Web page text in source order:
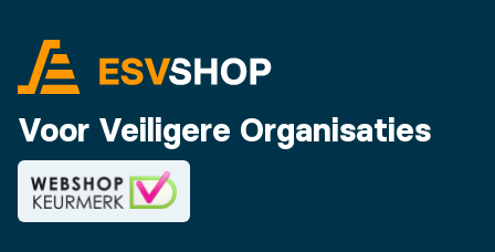
Voor Veiligere Organisaties